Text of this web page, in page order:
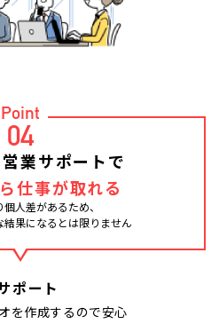
Point
04
業サポートで
仕事が取れる
人差があるため、
果になるとは限りません
ポート
を作成するので安心